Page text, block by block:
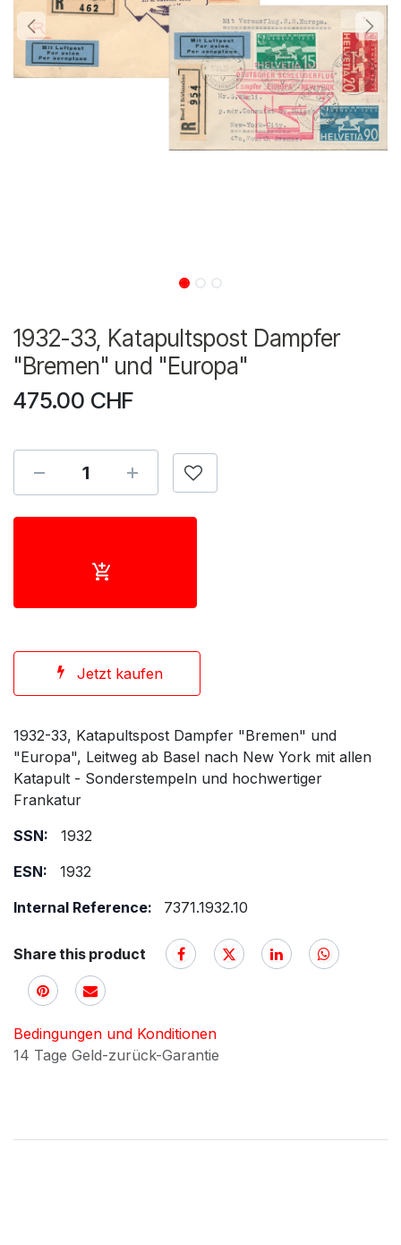
1932-33, Katapultspost Dampfer
"Bremen" und "Europa"
475.00 CHF
Jetzt kaufen
1932-33, Katapultspost Dampfer "Bremen" und
"Europa", Leitweg ab Basel nach New York mit allen
Katapult - Sonderstempeln und hochwertiger
Frankatur
SSN:
1932
ESN:
1932
Internal Reference:
7371.1932.10
Share this product
Bedingungen und Konditionen
14 Tage Geld-zurück-Garantie